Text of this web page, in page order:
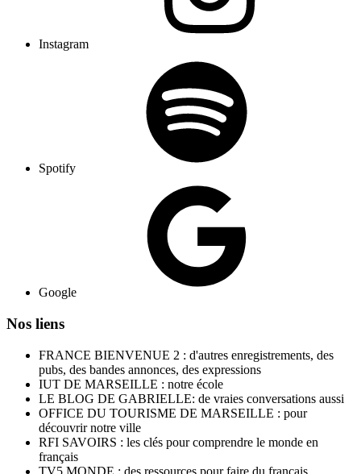
Instagram
Spotify
Google
Nos liens
FRANCE BIENVENUE 2 : d'autres enregistrements, des
pubs, des bandes annonces, des expressions
IUT DE MARSEILLE : notre école
LE BLOG DE GABRIELLE: de vraies conversations aussi
OFFICE DU TOURISME DE MARSEILLE : pour
découvrir notre ville
RFI SAVOIRS : les clés pour comprendre le monde en
français
TV5 MONDE : des ressources pour faire du français